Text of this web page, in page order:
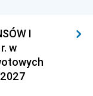
I
w